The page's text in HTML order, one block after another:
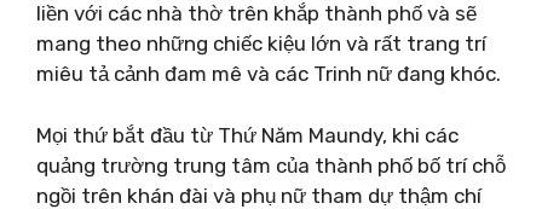
liền với các nhà thờ trên khắp thành phố và sẽ
mang theo những chiếc kiệu lớn và rất trang trí
miêu tả cảnh đam mê và các Trinh nữ đang khóc.
Mọi thứ bắt đầu từ Thứ Năm Maundy, khi các
quảng trường trung tâm của thành phố bố trí chỗ
ngồi trên khán đài và phụ nữ tham dự thậm chí